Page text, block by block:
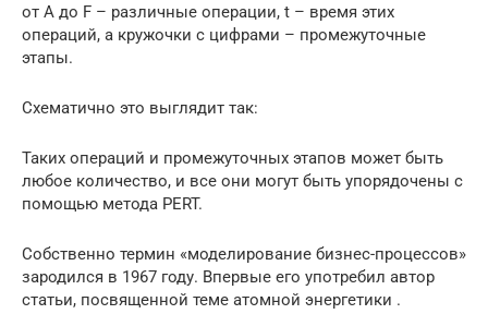
от A до F – различные операции, t – время этих
операций, а кружочки с цифрами – промежуточные
этапы.
Схематично это выглядит так:
Таких операций и промежуточных этапов может быть
любое количество, и все они могут быть упорядочены с
помощью метода PERT.
Собственно термин «моделирование бизнес-процессов»
зародился в 1967 году. Впервые его употребил автор
статьи, посвященной теме атомной энергетики .